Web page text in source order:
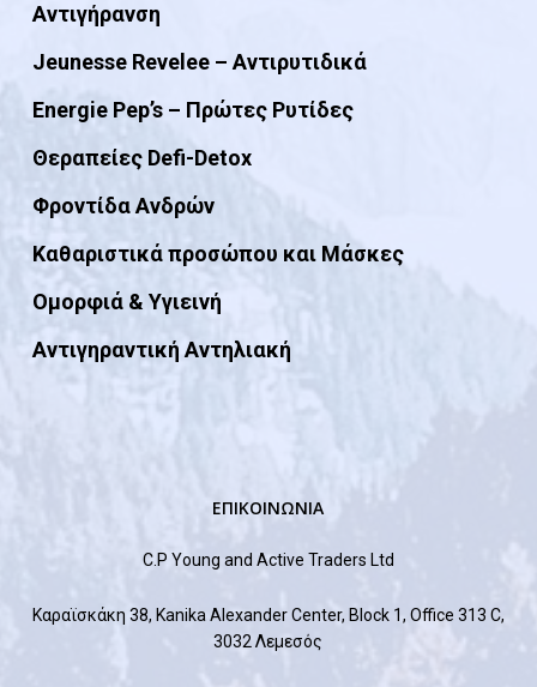
Αντιγήρανση
Jeunesse Revelee – Αντιρυτιδικά
Energie Pep’s – Πρώτες Ρυτίδες
Θεραπείες Defi-Detox
Φροντίδα Ανδρών
Καθαριστικά προσώπου και Μάσκες
Ομορφιά & Yγιεινή
Αντιγηραντική Αντηλιακή
ΕΠΙΚΟΙΝΩΝΙΑ
C.P Young and Active Traders Ltd
Καραϊσκάκη 38, Kanika Alexander Center, Block 1, Office 313 C,
3032 Λεμεσός